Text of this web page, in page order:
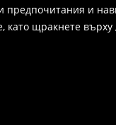
предпочитания и
щракнете върху